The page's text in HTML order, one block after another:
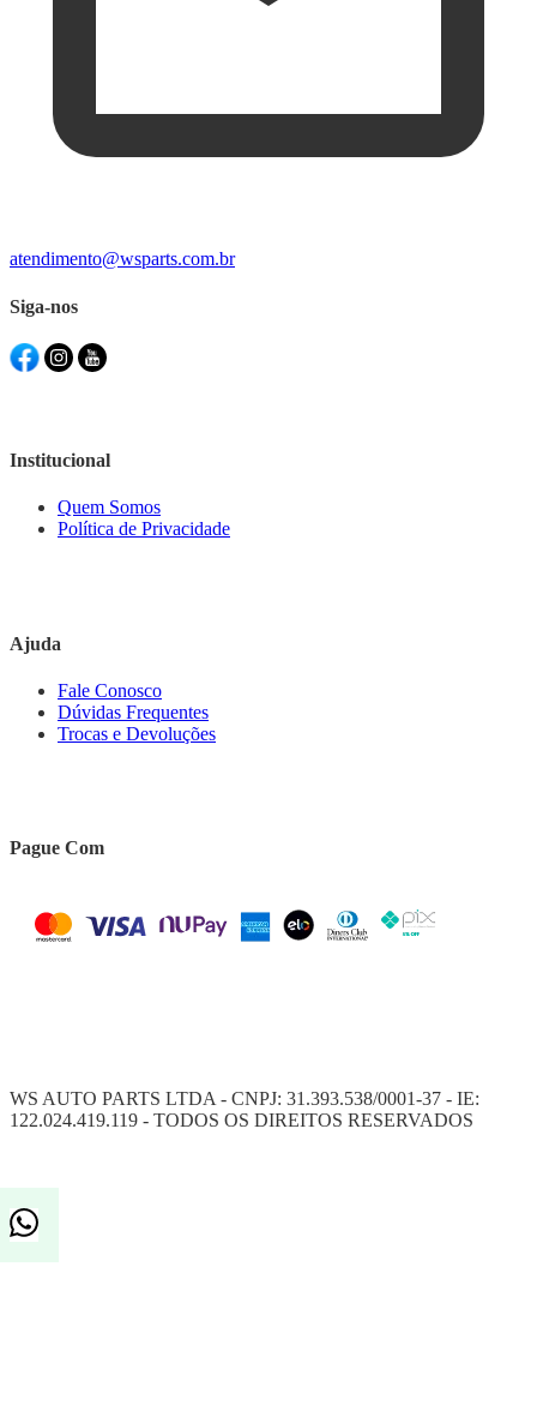
atendimento@wsparts.com.br
Siga-nos
Institucional
Quem Somos
Política de Privacidade
Ajuda
Fale Conosco
Dúvidas Frequentes
Trocas e Devoluções
Pague Com
WS AUTO PARTS LTDA - CNPJ: 31.393.538/0001-37 - IE:
122.024.419.119 - TODOS OS DIREITOS RESERVADOS